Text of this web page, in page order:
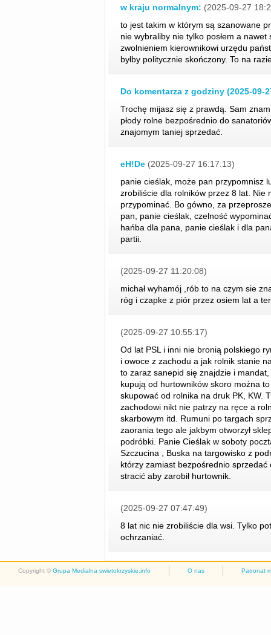
w kraju normalnym: (2025-09-27
to jest takim w którym są szanowane
nie wybraliby nie tylko posłem a nawet
zwolnieniem kierownikowi urzędu
byłby politycznie skończony. To na
Do komentarza z godziny (2025-09-
Trochę mijasz się z prawdą. Sam
płody rolne bezpośrednio do
znajomym taniej sprzedać.
eH!De (2025-09-27 16:17:13)
panie cieślak, może pan przypomnisz
zrobiliście dla rolników przez 8 lat. Nie
przypominać. Bo gówno, za
pan, panie cieślak, czelność
hańba dla pana, panie cieślak i dla
partii.
(2025-09-27 11:20:08)
michał wyhamój ,rób to na czym sie
róg i czapke z piór przez osiem lat a
(2025-09-27 10:55:17)
Od lat PSL i inni nie bronią polskiego
i owoce z zachodu a jak rolnik stanie
to zaraz sanepid się znajdzie i
kupują od hurtowników skoro można
skupować od rolnika na druk PK, KW.
zachodowi nikt nie patrzy na ręce a
skarbowym itd. Rumuni po targach
zaorania tego ale jakbym otworzył
podróbki. Panie Cieślak w soboty
Szczucina , Buska na targowisko z
którzy zamiast bezpośrednio
stracić aby zarobił hurtownik.
(2025-09-27 07:47:49)
8 lat nic nie zrobiliście dla wsi. Tylko
ochrzaniać.
Copyright © Grupa Medialna swietokrzyskie.info O nas Patronat